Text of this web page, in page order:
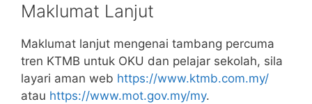
Maklumat Lanjut
Maklumat lanjut mengenai tambang percuma
tren KTMB untuk OKU dan pelajar sekolah, sila
layari aman web https://www.ktmb.com.my/
atau https://www.mot.gov.my/my.